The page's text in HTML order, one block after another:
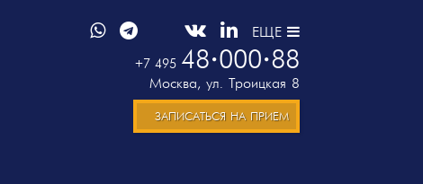
ЕЩЕ
+7 495 48 000 88
Москва, ул. Троицкая 8
ЗАПИСАТЬСЯ НА ПРИЕМ